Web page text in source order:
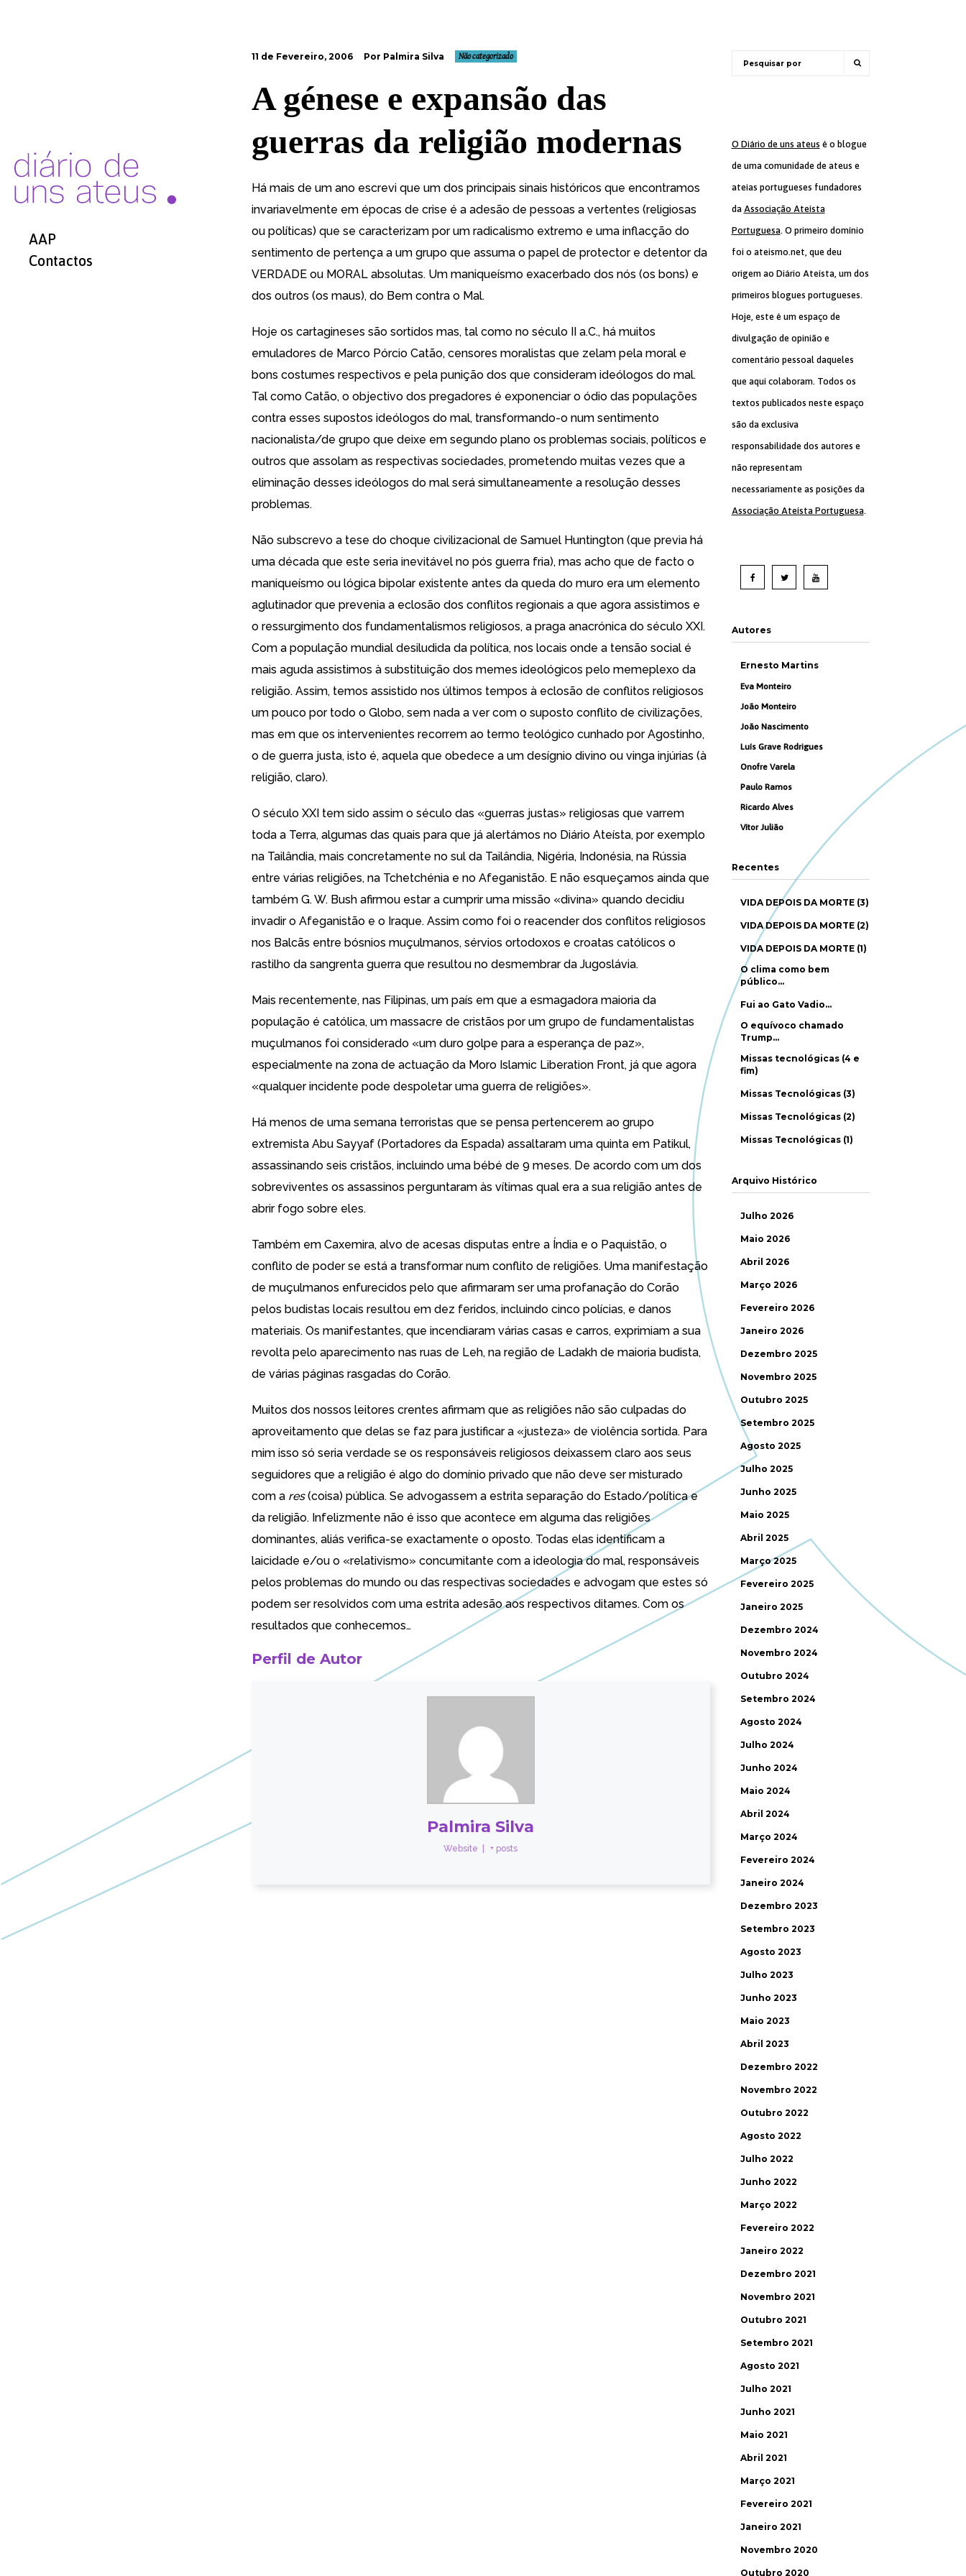
AAP
Contactos
11 de Fevereiro, 2006 Por Palmira Silva Não categorizado
A génese e expansão das
guerras da religião modernas
Há mais de um ano escrevi que um dos principais sinais históricos que encontramos
invariavelmente em épocas de crise é a adesão de pessoas a vertentes (religiosas
ou políticas) que se caracterizam por um radicalismo extremo e uma inflacção do
sentimento de pertença a um grupo que assuma o papel de protector e detentor da
VERDADE ou MORAL absolutas. Um maniqueísmo exacerbado dos nós (os bons) e
dos outros (os maus), do Bem contra o Mal.
Hoje os cartagineses são sortidos mas, tal como no século II a.C., há muitos
emuladores de Marco Pórcio Catão, censores moralistas que zelam pela moral e
bons costumes respectivos e pela punição dos que consideram ideólogos do mal.
Tal como Catão, o objectivo dos pregadores é exponenciar o ódio das populações
contra esses supostos ideólogos do mal, transformando-o num sentimento
nacionalista/de grupo que deixe em segundo plano os problemas sociais, políticos e
outros que assolam as respectivas sociedades, prometendo muitas vezes que a
eliminação desses ideólogos do mal será simultaneamente a resolução desses
problemas.
Não subscrevo a tese do choque civilizacional de Samuel Huntington (que previa há
uma década que este seria inevitável no pós guerra fria), mas acho que de facto o
maniqueísmo ou lógica bipolar existente antes da queda do muro era um elemento
aglutinador que prevenia a eclosão dos conflitos regionais a que agora assistimos e
o ressurgimento dos fundamentalismos religiosos, a praga anacrónica do século XXI.
Com a população mundial desiludida da política, nos locais onde a tensão social é
mais aguda assistimos à substituição dos memes ideológicos pelo memeplexo da
religião. Assim, temos assistido nos últimos tempos à eclosão de conflitos religiosos
um pouco por todo o Globo, sem nada a ver com o suposto conflito de civilizações,
mas em que os intervenientes recorrem ao termo teológico cunhado por Agostinho,
o de guerra justa, isto é, aquela que obedece a um desígnio divino ou vinga injúrias (à
religião, claro).
O século XXI tem sido assim o século das «guerras justas» religiosas que varrem
toda a Terra, algumas das quais para que já alertámos no Diário Ateísta, por exemplo
na Tailândia, mais concretamente no sul da Tailândia, Nigéria, Indonésia, na Rússia
entre várias religiões, na Tchetchénia e no Afeganistão. E não esqueçamos ainda que
também G. W. Bush afirmou estara cumprir uma missão «divina» quando decidiu
invadir o Afeganistão e o Iraque. Assim como foi o reacender dos conflitos religiosos
nos Balcãs entre bósnios muçulmanos, sérvios ortodoxos e croatas católicos o
rastilho da sangrenta guerra que resultou no desmembrar da Jugoslávia.
Mais recentemente, nas Filipinas, um país em que a esmagadora maioria da
população é católica, um massacre de cristãos por um grupo de fundamentalistas
muçulmanos foi considerado «um duro golpe para a esperança de paz»,
especialmente na zona de actuação da Moro Islamic Liberation Front, já que agora
«qualquer incidente pode despoletar uma guerra de religiões».
Há menos de uma semana terroristas que se pensa pertencerem ao grupo
extremista Abu Sayyaf (Portadores da Espada) assaltaram uma quinta em Patikul,
assassinando seis cristãos, incluindo uma bébé de 9 meses. De acordo com um dos
sobreviventes os assassinos perguntaram às vítimas qual era a sua religião antes de
abrir fogo sobre eles.
Também em Caxemira, alvo de acesas disputas entre a Índia e o Paquistão, o
conflito de poder se está a transformar num conflito de religiões. Uma manifestação
de muçulmanos enfurecidos pelo que afirmaram ser uma profanação do Corão
pelos budistas locais resultou em dez feridos, incluindo cinco polícias, e danos
materiais. Os manifestantes, que incendiaram várias casas e carros, exprimiam a sua
revolta pelo aparecimento nas ruas de Leh, na região de Ladakh de maioria budista,
de várias páginas rasgadas do Corão.
Muitos dos nossos leitores crentes afirmam que as religiões não são culpadas do
aproveitamento que delas se faz para justificar a «justeza» de violência sortida. Para
mim isso só seria verdade se os responsáveis religiosos deixassem claro aos seus
seguidores que a religião é algo do domínio privado que não deve ser misturado
com a res(coisa) pública. Se advogassem a estrita separação do Estado/política e
da religião. Infelizmente não é isso que acontece em alguma das religiões
dominantes, aliás verifica-se exactamente o oposto. Todas elas identificam a
laicidade e/ou o «relativismo» concumitante com a ideologia do mal, responsáveis
pelos problemas do mundo ou das respectivas sociedades e advogam que estes só
podem ser resolvidos com uma estrita adesão aos respectivos ditames. Com os
resultados que conhecemos…
Perfil de Autor
Palmira Silva
Website + posts
O Diário de uns ateus é o blogue
de uma comunidade de ateus e
ateias portugueses fundadores
da Associação Ateísta
Portuguesa. O primeiro domínio
foi o ateismo.net, que deu
origem ao Diário Ateísta, um dos
primeiros blogues portugueses.
Hoje, este é um espaço de
divulgação de opinião e
comentário pessoal daqueles
que aqui colaboram. Todos os
textos publicados neste espaço
são da exclusiva
responsabilidade dos autores e
não representam
necessariamente as posições da
Associação Ateísta Portuguesa.
Autores
Ernesto Martins
Eva Monteiro
João Monteiro
João Nascimento
Luís Grave Rodrigues
Onofre Varela
Paulo Ramos
Ricardo Alves
Vítor Julião
Recentes
VIDA DEPOIS DA MORTE (3)
VIDA DEPOIS DA MORTE (2)
VIDA DEPOIS DA MORTE (1)
O clima como bem
público…
Fui ao Gato Vadio…
O equívoco chamado
Trump…
Missas tecnológicas (4 e
fim)
Missas Tecnológicas (3)
Missas Tecnológicas (2)
Missas Tecnológicas (1)
Arquivo Histórico
Julho 2026
Maio 2026
Abril 2026
Março 2026
Fevereiro 2026
Janeiro 2026
Dezembro 2025
Novembro 2025
Outubro 2025
Setembro 2025
Agosto 2025
Julho 2025
Junho 2025
Maio 2025
Abril 2025
Março 2025
Fevereiro 2025
Janeiro 2025
Dezembro 2024
Novembro 2024
Outubro 2024
Setembro 2024
Agosto 2024
Julho 2024
Junho 2024
Maio 2024
Abril 2024
Março 2024
Fevereiro 2024
Janeiro 2024
Dezembro 2023
Setembro 2023
Agosto 2023
Julho 2023
Junho 2023
Maio 2023
Abril 2023
Dezembro 2022
Novembro 2022
Outubro 2022
Agosto 2022
Julho 2022
Junho 2022
Março 2022
Fevereiro 2022
Janeiro 2022
Dezembro 2021
Novembro 2021
Outubro 2021
Setembro 2021
Agosto 2021
Julho 2021
Junho 2021
Maio 2021
Abril 2021
Março 2021
Fevereiro 2021
Janeiro 2021
Novembro 2020
Outubro 2020